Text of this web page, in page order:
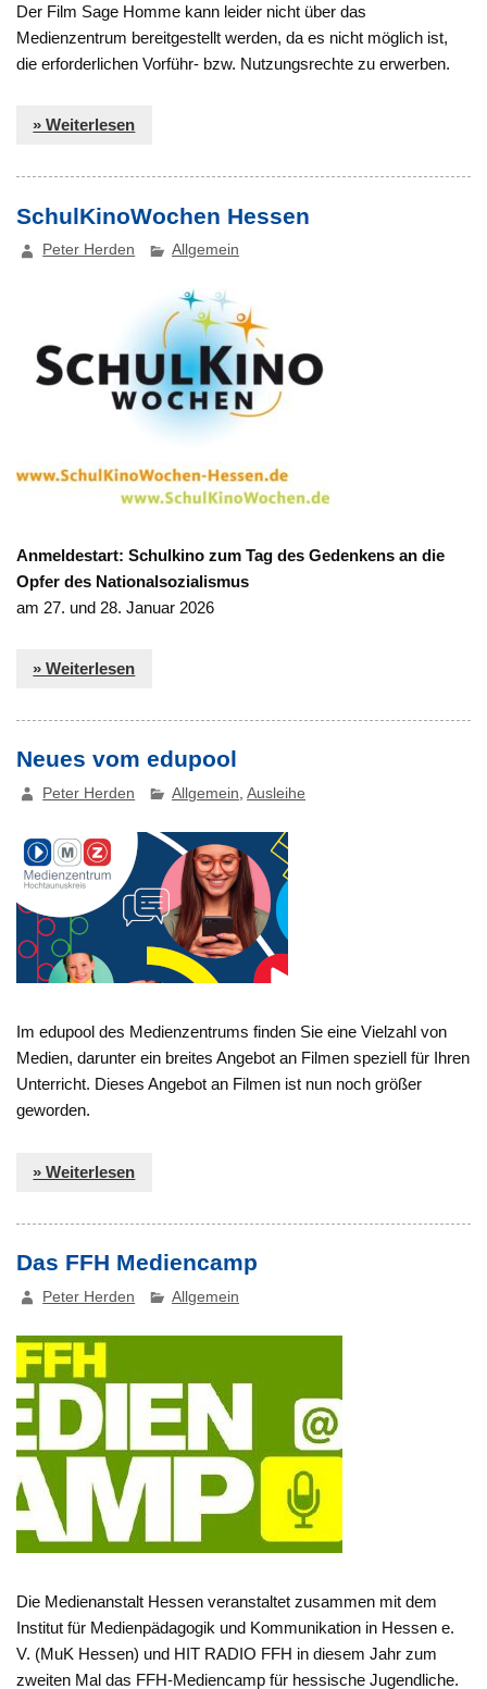
Der Film Sage Homme kann leider nicht über das
Medienzentrum bereitgestellt werden, da es nicht möglich ist,
die erforderlichen Vorführ- bzw. Nutzungsrechte zu erwerben.
» Weiterlesen
SchulKinoWochen Hessen
Peter Herden Allgemein
Anmeldestart: Schulkino zum Tag des Gedenkens an die
Opfer des Nationalsozialismus
am 27. und 28. Januar 2026
» Weiterlesen
Neues vom edupool
Peter Herden Allgemein,Ausleihe
Im edupool des Medienzentrums finden Sie eine Vielzahl von
Medien, darunter ein breites Angebot an Filmen speziell für Ihren
Unterricht. Dieses Angebot an Filmen ist nun noch größer
geworden.
» Weiterlesen
Das FFH Mediencamp
Peter Herden Allgemein
Die Medienanstalt Hessen veranstaltet zusammen mit dem
Institut für Medienpädagogik und Kommunikation in Hessen e.
V. (MuK Hessen) und HIT RADIO FFH in diesem Jahr zum
zweiten Mal das FFH-Mediencamp für hessische Jugendliche.